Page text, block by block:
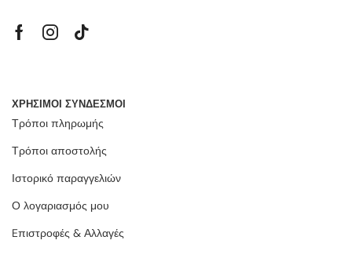
ΧΡΗΣΙΜΟΙ ΣΥΝΔΕΣΜΟΙ
Τρόποι πληρωμής
Τρόποι αποστολής
Ιστορικό παραγγελιών
Ο λογαριασμός μου
Eπιστροφές & Αλλαγές